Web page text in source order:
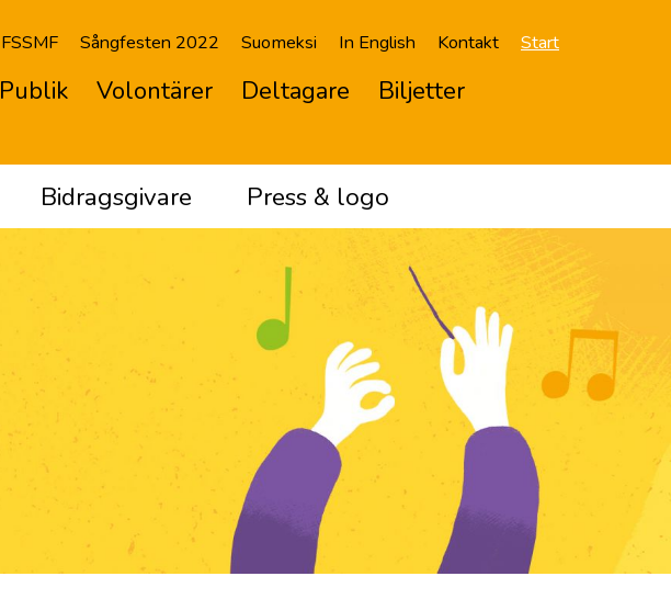
FSSMF Sångfesten 2022 Suomeksi In English Kontakt Start
Publik Volontärer Deltagare
Biljetter
Bidragsgivare Press & logo